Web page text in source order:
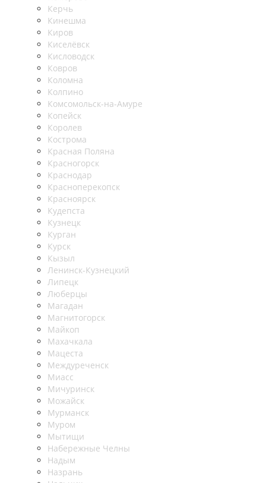
Керчь
Кинешма
Киров
Киселёвск
Кисловодск
Ковров
Коломна
Колпино
Комсомольск-на-Амуре
Копейск
Королев
Кострома
Красная Поляна
Красногорск
Краснодар
Красноперекопск
Красноярск
Кудепста
Кузнецк
Курган
Курск
Кызыл
Ленинск-Кузнецкий
Липецк
Люберцы
Магадан
Магнитогорск
Майкоп
Махачкала
Мацеста
Междуреченск
Миасс
Мичуринск
Можайск
Мурманск
Муром
Мытищи
Набережные Челны
Надым
Назрань